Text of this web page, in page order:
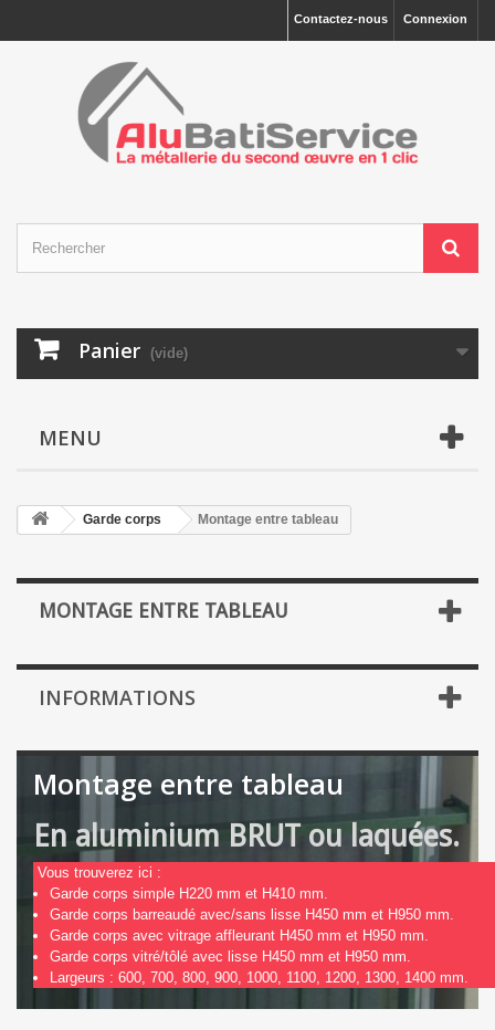
Connexion
Contactez-nous
Panier (vide)
MENU
Garde corps Montage entre tableau
MONTAGE ENTRE TABLEAU
INFORMATIONS
Montage entre tableau
En aluminium BRUT ou laquées.
Vous trouverez ici :
Garde corps simple H220 mm et H410 mm.
Garde corps barreaudé avec/sans lisse H450 mm et H950 mm.
Garde corps avec vitrage affleurant H450 mm et H950 mm.
Garde corps vitré/tôlé avec lisse H450 mm et H950 mm.
Largeurs : 600, 700, 800, 900, 1000, 1100, 1200, 1300, 1400 mm.